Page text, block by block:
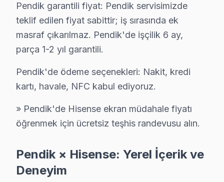
Sapanbağları Hisense Servis
Sapanbağları'de Hisense TV güç kartı kondansatör
Pendik TV Servis Merkezi →
Sülüntepe Hisense Servis
Hisense TV HDMI port arızası Sülüntepe adresine gelen
Sülüntepe Hisense Açılmıyor Arıza →
Şeyhli Hisense Servis
Şeyhli Hisense Anakart Tamiri →
Velibaba Hisense Servis
Pendik garantili fiyat: Pendik servisimizde
teklif edilen fiyat sabittir; iş sırasında ek
masraf çıkarılmaz. Pendik'de işçilik 6 ay,
parça 1-2 yıl garantili.
Pendik'de ödeme seçenekleri: Nakit, kredi
kartı, havale, NFC kabul ediyoruz.
» Pendik'de Hisense ekran müdahale fiyatı
öğrenmek için ücretsiz teşhis randevusu alın.
Pendik × Hisense: Yerel İçerik ve
Deneyim